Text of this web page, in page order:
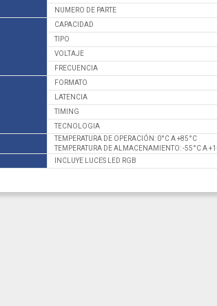
NUMERO DE PARTE
CAPACIDAD
TIPO
VOLTAJE
FRECUENCIA
FORMATO
LATENCIA
TIMING
TECNOLOGIA
TEMPERATURA DE OPERACIÓN: 0°C A +85°C
TEMPERATURA DE ALMACENAMIENTO: -55°C A
INCLUYE LUCES LED RGB